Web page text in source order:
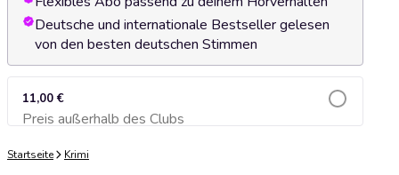
Deutsche und internationale Bestseller gelesen
von den besten deutschen Stimmen
11,00 €
Preis außerhalb des ClubsZum Warenkorb hinzufügen
Startseite Krimi